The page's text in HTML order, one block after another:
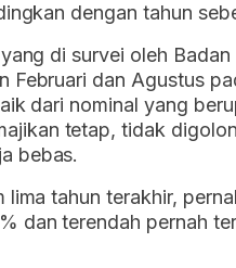
dengan tahun
di survei oleh
Februari dan Agustus
dari nominal yang
tetap, tidak
bebas.
tahun terakhir,
dan terendah pernah